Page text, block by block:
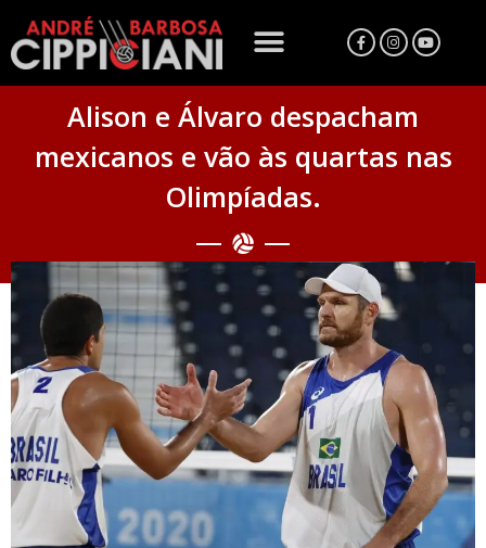
Alison e Álvaro despacham
mexicanos e vão às quartas nas
Olimpíadas.